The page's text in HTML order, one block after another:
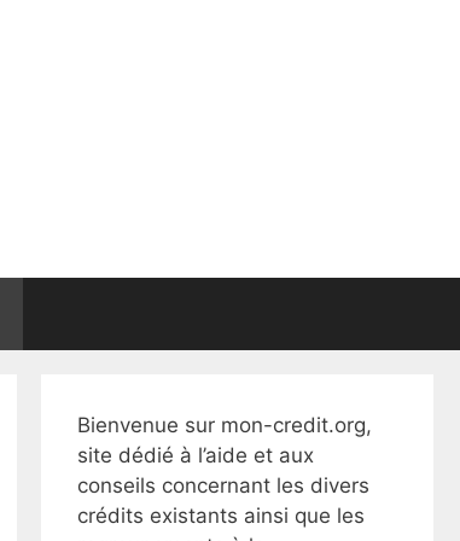
Bienvenue sur mon-credit.org,
site dédié à l’aide et aux
conseils concernant les divers
crédits existants ainsi que les